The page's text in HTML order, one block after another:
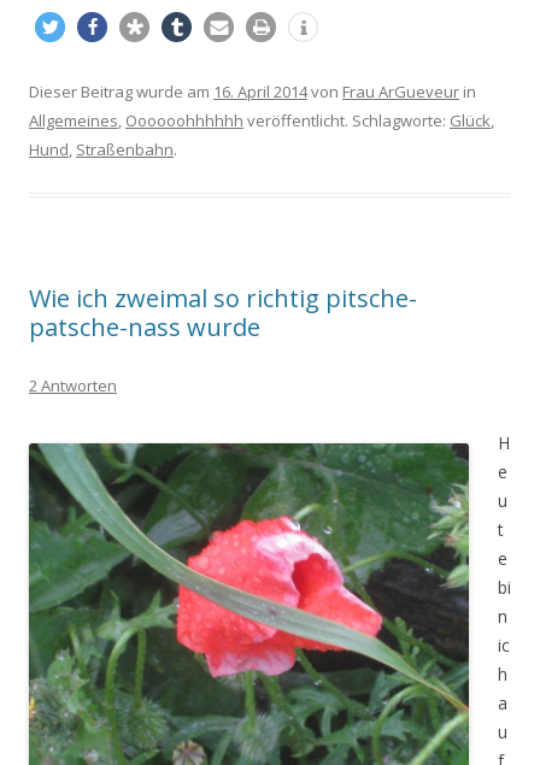
Dieser Beitrag wurde am 16. April 2014von Frau ArGueveur in
Allgemeines, Oooooohhhhhh veröffentlicht. Schlagworte: Glück,
Hund, Straßenbahn.
Wie ich zweimal so richtig pitsche-
patsche-nass wurde
2 Antworten
H
e
u
t
e
bi
n
ic
h
a
u
f